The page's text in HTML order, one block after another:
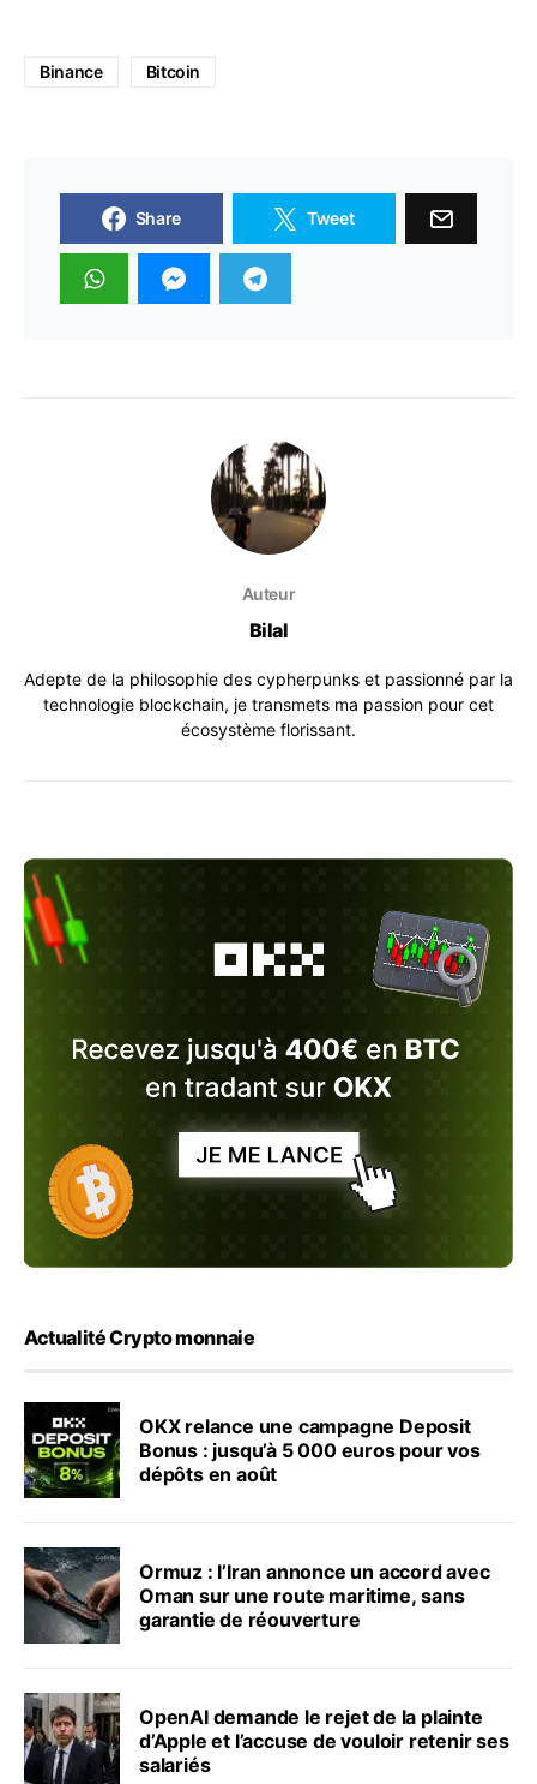
Binance Bitcoin
Share Tweet
Auteur
Bilal
Adepte de la philosophie des cypherpunks et passionné par la
technologie blockchain, je transmets ma passion pour cet
écosystème florissant.
Actualité Crypto monnaie
OKX relance une campagne Deposit
Bonus : jusqu’à 5 000 euros pour vos
dépôts en août
Ormuz : l’Iran annonce un accord avec
Oman sur une route maritime, sans
garantie de réouverture
OpenAI demande le rejet de la plainte
d’Apple et l’accuse de vouloir retenir ses
salariés